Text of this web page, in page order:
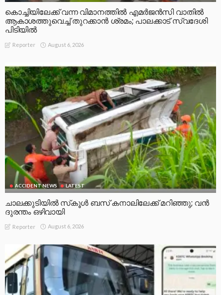
കൊച്ചിയിലേക്ക് വന്ന വിമാനത്തിൽ എമർജൻസി വാതിൽ
ആകാശത്തുവെച്ച് തുറക്കാൻ ശ്രമം; പാലക്കാട് സ്വദേശി
പിടിയിൽ
Reporter August 6, 2026
ACCIDENT NEWS LATEST
ചാലക്കുടിയിൽ സ്‌കൂൾ ബസ് കനാലിലേക്ക് മറിഞ്ഞു; വൻ
ദുരന്തം ഒഴിവായി
Reporter August 6, 2026